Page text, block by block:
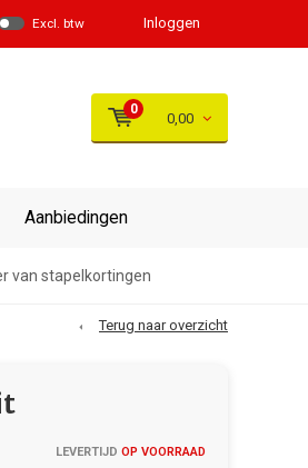
Excl. btw Inloggen
0
0,00
Aanbiedingen
van stapelkortingen
Terug naar overzicht
LEVERTIJD OP VOORRAAD